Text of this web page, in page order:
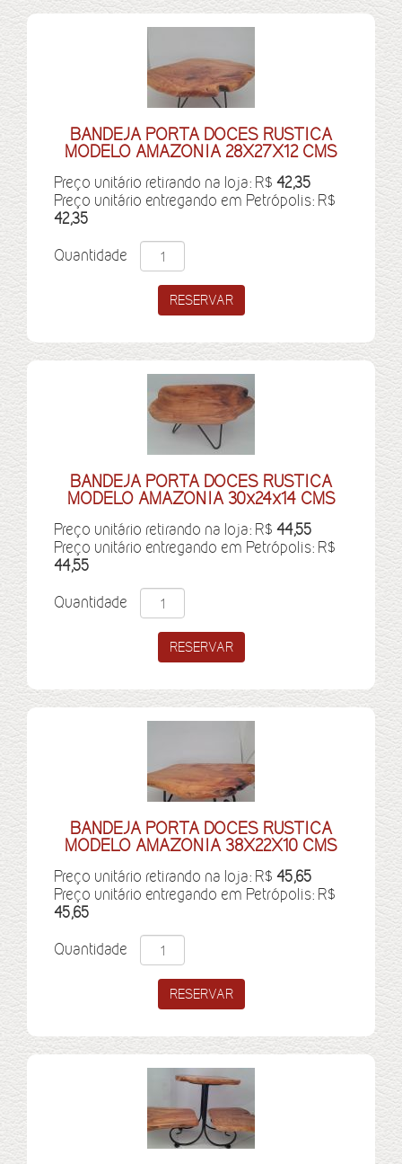
BANDEJA PORTA DOCES RUSTICA
MODELO AMAZONIA 28X27X12 CMS
Preço unitário retirando na loja: R$ 42,35
Preço unitário entregando em Petrópolis: R$
42,35
Quantidade
BANDEJA PORTA DOCES RUSTICA
MODELO AMAZONIA 30x24x14 CMS
Preço unitário retirando na loja: R$ 44,55
Preço unitário entregando em Petrópolis: R$
44,55
Quantidade
BANDEJA PORTA DOCES RUSTICA
MODELO AMAZONIA 38X22X10 CMS
Preço unitário retirando na loja: R$ 45,65
Preço unitário entregando em Petrópolis: R$
45,65
Quantidade